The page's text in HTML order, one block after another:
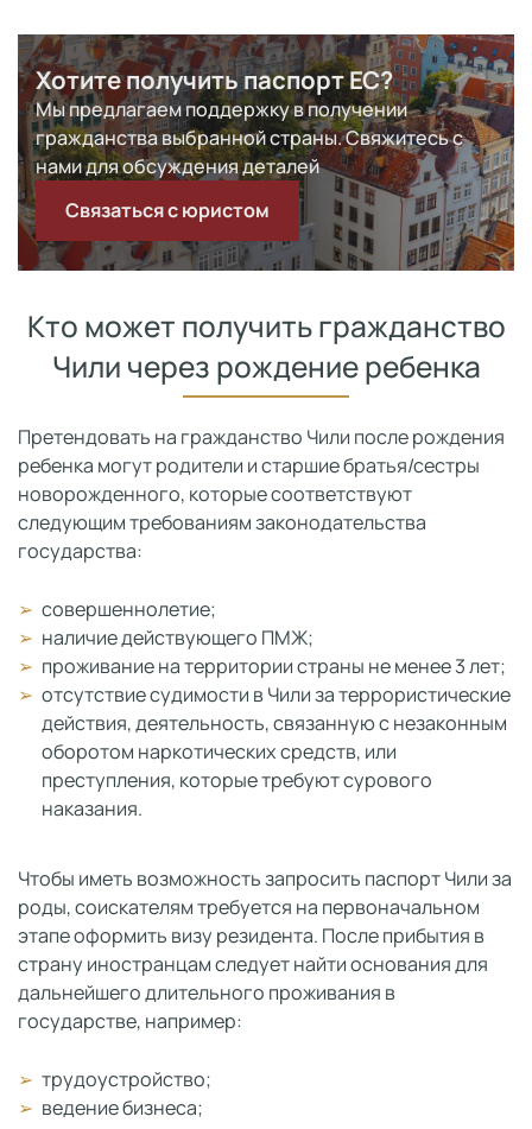
Хотите получить паспорт ЕС?
Мы предлагаем поддержку в получении
гражданства выбранной страны. Свяжитесь с
нами для обсуждения деталей
Связаться с юристом
Кто может получить гражданство
Чили через рождение ребенка
Претендовать на гражданство Чили после рождения
ребенка могут родители и старшие братья/сестры
новорожденного, которые соответствуют
следующим требованиям законодательства
государства:
совершеннолетие;
наличие действующего ПМЖ;
проживание на территории страны не менее 3 лет;
отсутствие судимости в Чили за террористические
действия, деятельность, связанную с незаконным
оборотом наркотических средств, или
преступления, которые требуют сурового
наказания.
Чтобы иметь возможность запросить паспорт Чили за
роды, соискателям требуется на первоначальном
этапе оформить визу резидента. После прибытия в
страну иностранцам следует найти основания для
дальнейшего длительного проживания в
государстве, например:
трудоустройство;
ведение бизнеса;